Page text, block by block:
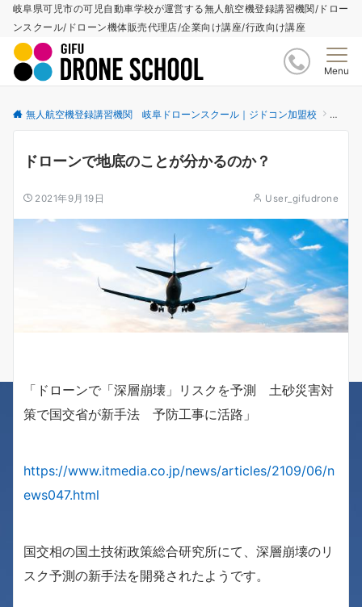
岐阜県可児市の可児自動車学校が運営する無人航空機登録講習機関/ドロー
ンスクール/ドローン機体販売代理店/企業向け講座/行政向け講座
Menu
無人航空機登録講習機関 岐阜ドローンスクール｜ジドコン加盟校 更新
ドローンで地底のことが分かるのか？
2021年9月19日 User_gifudrone
「ドローンで「深層崩壊」リスクを予測 土砂災害対
策で国交省が新手法 予防工事に活路」
https://www.itmedia.co.jp/news/articles/2109/06/n
ews047.html
国交相の国土技術政策総合研究所にて、深層崩壊のリ
スク予測の新手法を開発されたようです。